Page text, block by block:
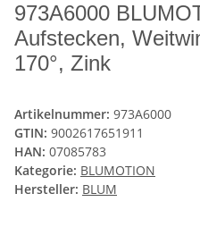
973A6000
Aufstecken,
170°, Zink
Artikelnummer: 973A6000
GTIN: 9002617651911
HAN: 07085783
Kategorie: BLUMOTION
Hersteller: BLUM